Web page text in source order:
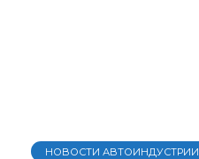
НОВОСТИ АВТОИНДУСТРИИ